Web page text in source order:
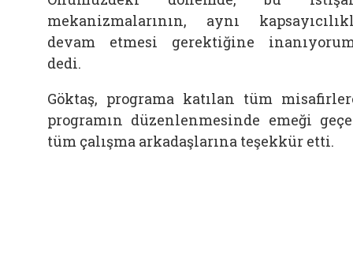
mekanizmalarının, aynı
devam etmesi gerektiğine
dedi.
Göktaş, programa katılan tüm
programın düzenlenmesinde emeği
tüm çalışma arkadaşlarına teşekkür etti.